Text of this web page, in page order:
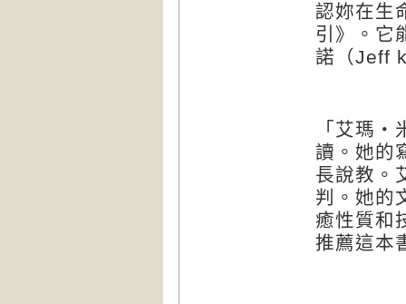
認妳在生
引》。
諾（Jeff
「艾瑪‧
讀。她的
長說教。
判。她的
癒性質和
推薦這本